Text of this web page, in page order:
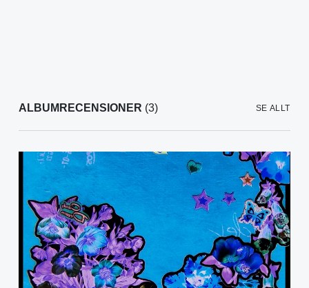
ALBUMRECENSIONER (3) SE ALLT